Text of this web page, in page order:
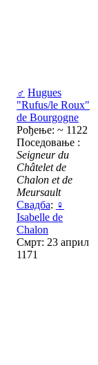
♂ Hugues
"Rufus/le Roux"
de Bourgogne
Рођење: ~ 1122
Поседовање :
Seigneur du
Châtelet de
Chalon et de
Meursault
Свадба: ♀
Isabelle de
Chalon
Смрт: 23 април
1171